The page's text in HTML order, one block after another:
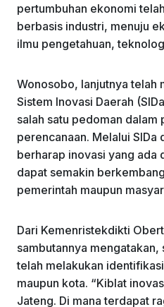
pertumbuhan ekonomi
berbasis industri, menuju
ilmu pengetahuan,
Wonosobo, lanjutnya telah
Sistem Inovasi Daerah
salah satu pedoman dalam
perencanaan. Melalui SIDa
berharap inovasi yang ada
dapat semakin
pemerintah maupun
Dari Kemenristekdikti
sambutannya
telah melakukan
maupun kota. “Kiblat
Jateng. Di mana terdapat